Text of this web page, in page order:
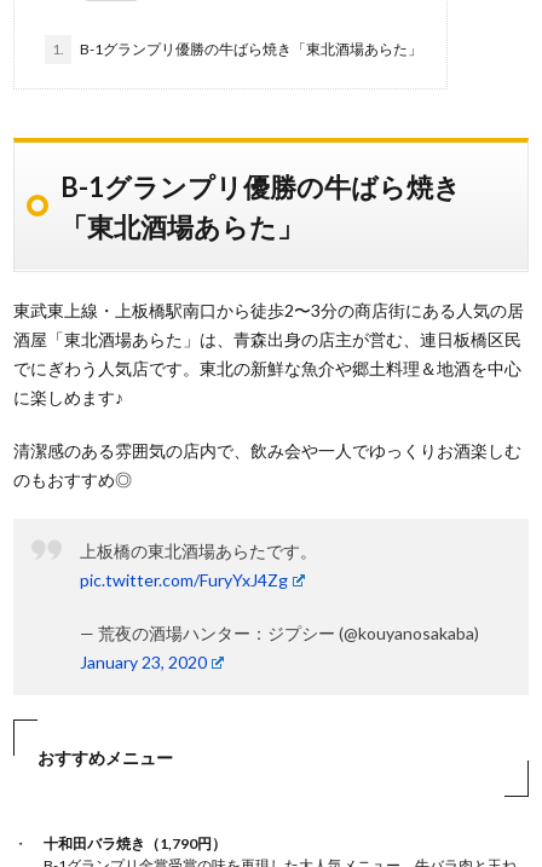
1. B-1グランプリ優勝の牛ばら焼き「東北酒場あらた」
B-1グランプリ優勝の牛ばら焼き
「東北酒場あらた」
東武東上線・上板橋駅南口から徒歩2〜3分の商店街にある人気の居
酒屋「東北酒場あらた」は、青森出身の店主が営む、連日板橋区民
でにぎわう人気店です。東北の新鮮な魚介や郷土料理＆地酒を中心
に楽しめます♪
清潔感のある雰囲気の店内で、飲み会や一人でゆっくりお酒楽しむ
のもおすすめ◎
上板橋の東北酒場あらたです。
pic.twitter.com/FuryYxJ4Zg
— 荒夜の酒場ハンター：ジプシー (@kouyanosakaba)
January 23, 2020
おすすめメニュー
十和田バラ焼き（1,790円）